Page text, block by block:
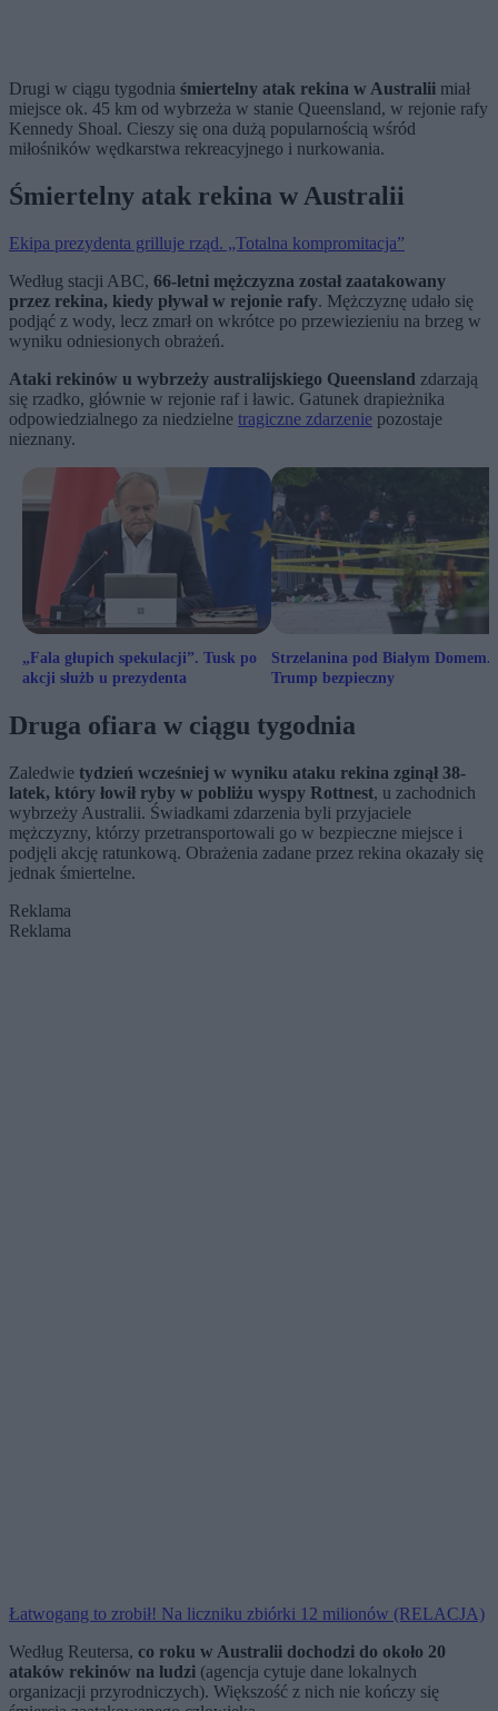
Drugi w ciągu tygodnia śmiertelny atak rekina w Australii miał
miejsce ok. 45 km od wybrzeża w stanie Queensland, w rejonie rafy
Kennedy Shoal. Cieszy się ona dużą popularnością wśród
miłośników wędkarstwa rekreacyjnego i nurkowania.
Śmiertelny atak rekina w Australii
Ekipa prezydenta grilluje rząd. „Totalna kompromitacja”
Według stacji ABC, 66-letni mężczyzna został zaatakowany
przez rekina, kiedy pływał w rejonie rafy. Mężczyznę udało się
podjąć z wody, lecz zmarł on wkrótce po przewiezieniu na brzeg w
wyniku odniesionych obrażeń.
Ataki rekinów u wybrzeży australijskiego Queensland zdarzają
się rzadko, głównie w rejonie raf i ławic. Gatunek drapieżnika
odpowiedzialnego za niedzielne tragiczne zdarzenie pozostaje
nieznany.
„Fala głupich spekulacji”. Tusk po
akcji służb u prezydenta
Strzelanina pod Białym Domem.
Trump bezpieczny
Druga ofiara w ciągu tygodnia
Zaledwie tydzień wcześniej w wyniku ataku rekina zginął 38-
latek, który łowił ryby w pobliżu wyspy Rottnest, u zachodnich
wybrzeży Australii. Świadkami zdarzenia byli przyjaciele
mężczyzny, którzy przetransportowali go w bezpieczne miejsce i
podjęli akcję ratunkową. Obrażenia zadane przez rekina okazały się
jednak śmiertelne.
Reklama
Reklama
Łatwogang to zrobił! Na liczniku zbiórki 12 milionów (RELACJA)
Według Reutersa, co roku w Australii dochodzi do około 20
ataków rekinów na ludzi (agencja cytuje dane lokalnych
organizacji przyrodniczych). Większość z nich nie kończy się